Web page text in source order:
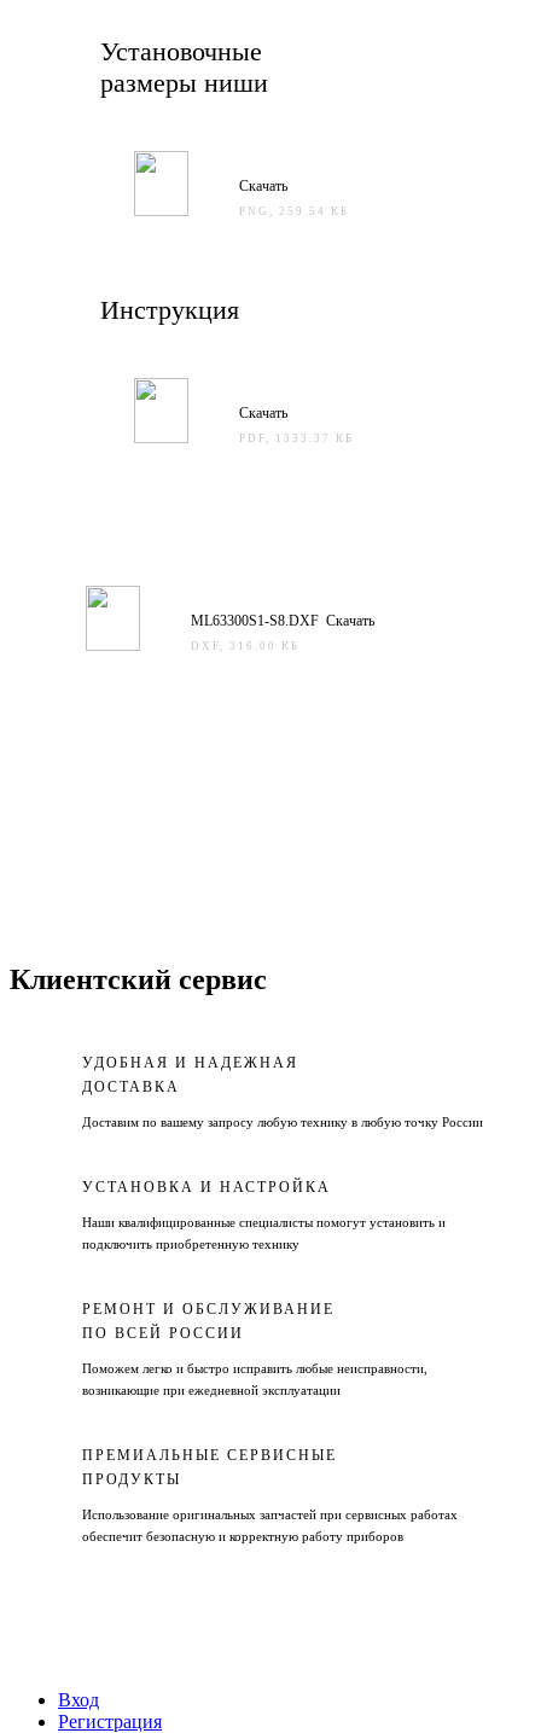
Установочные
размеры ниши
Скачать
PNG, 259.54 КБ
Инструкция
Скачать
PDF, 1333.37 КБ
ML63300S1-S8.DXF Скачать
DXF, 316.00 КБ
Клиентский сервис
УДОБНАЯ И НАДЕЖНАЯ
ДОСТАВКА
Доставим по вашему запросу любую технику в любую точку России
УСТАНОВКА И НАСТРОЙКА
Наши квалифицированные специалисты помогут установить и
подключить приобретенную технику
РЕМОНТ И ОБСЛУЖИВАНИЕ
ПО ВСЕЙ РОССИИ
Поможем легко и быстро исправить любые неисправности,
возникающие при ежедневной эксплуатации
ПРЕМИАЛЬНЫЕ СЕРВИСНЫЕ
ПРОДУКТЫ
Использование оригинальных запчастей при сервисных работах
обеспечит безопасную и корректную работу приборов
Вход
Регистрация